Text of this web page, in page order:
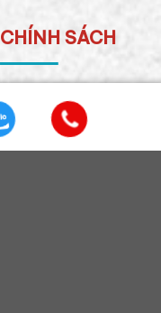
CHÍNH SÁCH
Chính sách bảo hành
Chính sách hậu mãi